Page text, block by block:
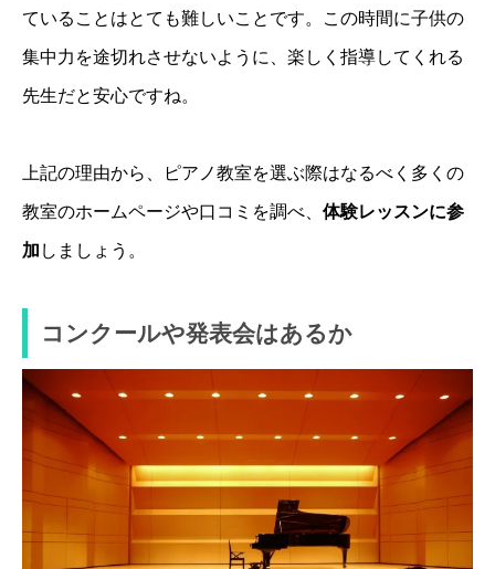
ていることはとても難しいことです。この時間に子供の
集中力を途切れさせないように、楽しく指導してくれる
先生だと安心ですね。
上記の理由から、ピアノ教室を選ぶ際はなるべく多くの
教室のホームページや口コミを調べ、 体験レッスンに参
加しましょう。
コンクールや発表会はあるか